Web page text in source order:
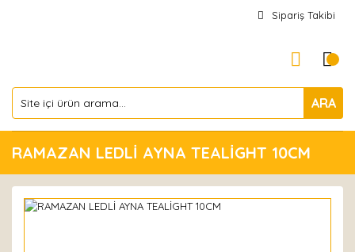
Sipariş Takibi
ARA
RAMAZAN LEDLİ AYNA TEALİGHT 10CM